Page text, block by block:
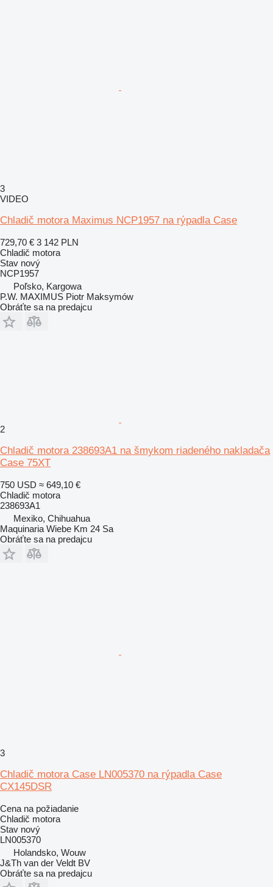
3
VIDEO
Chladič motora Maximus NCP1957 na rýpadla Case
729,70 € 3 142 PLN
Chladič motora
Stav nový
NCP1957
Poľsko, Kargowa
P.W. MAXIMUS Piotr Maksymów
Obráťte sa na predajcu
2
Chladič motora 238693A1 na šmykom riadeného nakladača
Case 75XT
750 USD ≈ 649,10 €
Chladič motora
238693A1
Mexiko, Chihuahua
Maquinaria Wiebe Km 24 Sa
Obráťte sa na predajcu
3
Chladič motora Case LN005370 na rýpadla Case
CX145DSR
Cena na požiadanie
Chladič motora
Stav nový
LN005370
Holandsko, Wouw
J&Th van der Veldt BV
Obráťte sa na predajcu